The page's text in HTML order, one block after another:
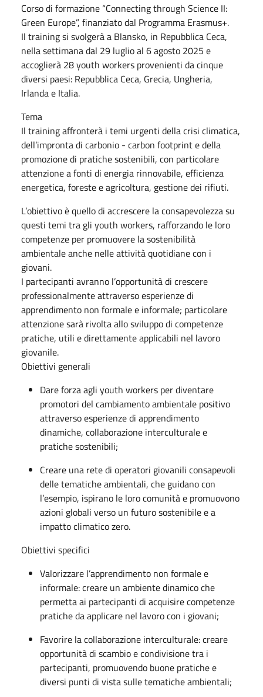
Corso di formazione “Connecting through Science II:
Green Europe”, finanziato dal Programma Erasmus+.
Il training si svolgerà a Blansko, in Repubblica Ceca,
nella settimana dal 29 luglio al 6 agosto 2025 e
accoglierà 28 youth workers provenienti da cinque
diversi paesi: Repubblica Ceca, Grecia, Ungheria,
Irlanda e Italia.
Tema
Il training affronterà i temi urgenti della crisi climatica,
dell’impronta di carbonio - carbon footprint e della
promozione di pratiche sostenibili, con particolare
attenzione a fonti di energia rinnovabile, efficienza
energetica, foreste e agricoltura, gestione dei rifiuti.
L’obiettivo è quello di accrescere la consapevolezza su
questi temi tra gli youth workers, rafforzando le loro
competenze per promuovere la sostenibilità
ambientale anche nelle attività quotidiane con i
giovani.
I partecipanti avranno l’opportunità di crescere
professionalmente attraverso esperienze di
apprendimento non formale e informale; particolare
attenzione sarà rivolta allo sviluppo di competenze
pratiche, utili e direttamente applicabili nel lavoro
giovanile.
Obiettivi generali
Dare forza agli youth workers per diventare
promotori del cambiamento ambientale positivo
attraverso esperienze di apprendimento
dinamiche, collaborazione interculturale e
pratiche sostenibili;
Creare una rete di operatori giovanili consapevoli
delle tematiche ambientali, che guidano con
l’esempio, ispirano le loro comunità e promuovono
azioni globali verso un futuro sostenibile e a
impatto climatico zero.
Obiettivi specifici
Valorizzare l’apprendimento non formale e
informale: creare un ambiente dinamico che
permetta ai partecipanti di acquisire competenze
pratiche da applicare nel lavoro con i giovani;
Favorire la collaborazione interculturale: creare
opportunità di scambio e condivisione tra i
partecipanti, promuovendo buone pratiche e
diversi punti di vista sulle tematiche ambientali;